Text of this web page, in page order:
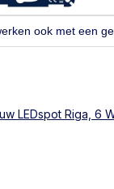
ook met een
LEDspot Riga, 6